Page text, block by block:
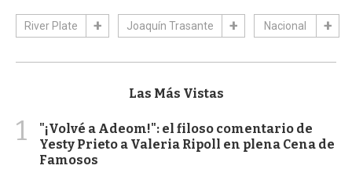
River Plate Joaquín Trasante Nacional
Las Más Vistas
1
"¡Volvé a Adeom!": el filoso comentario de
Yesty Prieto a Valeria Ripoll en plena Cena de
Famosos